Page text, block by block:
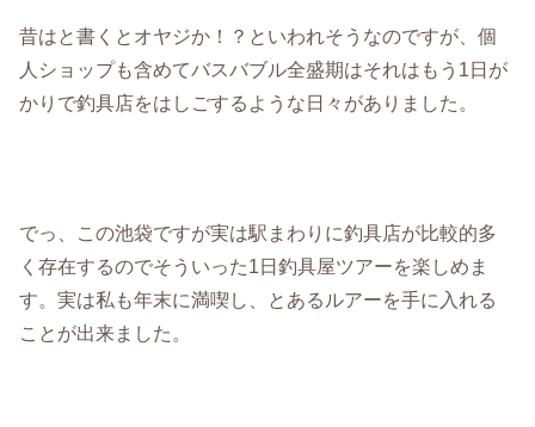
昔はと書くとオヤジか！？といわれそうなのですが、個
人ショップも含めてバスバブル全盛期はそれはもう1日が
かりで釣具店をはしごするような日々がありました。
でっ、この池袋ですが実は駅まわりに釣具店が比較的多
く存在するのでそういった1日釣具屋ツアーを楽しめま
す。実は私も年末に満喫し、とあるルアーを手に入れる
ことが出来ました。